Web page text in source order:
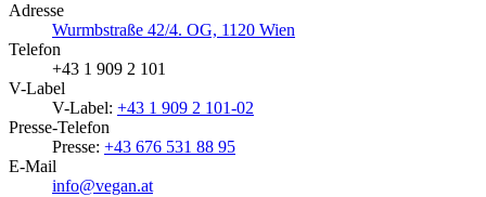
Adresse
Wurmbstraße 42/4. OG, 1120 Wien
Telefon
+43 1 909 2 101
V-Label
V-Label: +43 1 909 2 101-02
Presse-Telefon
Presse: +43 676 531 88 95
E-Mail
info@vegan.at